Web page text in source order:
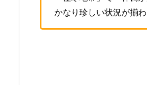
かなり珍しい状況が揃